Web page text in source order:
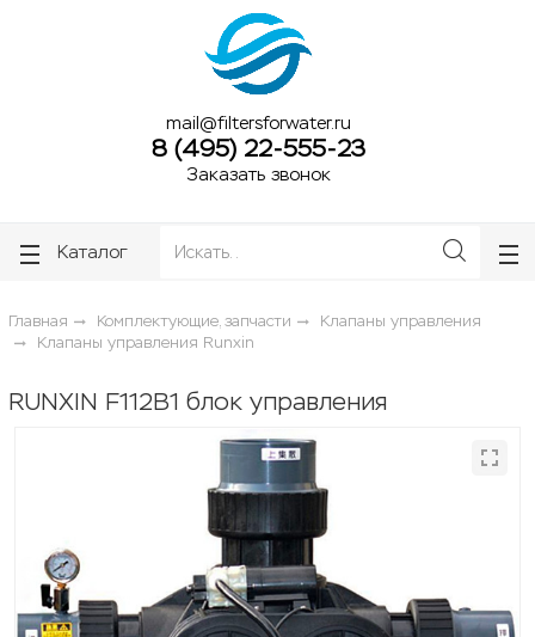
mail@filtersforwater.ru
8 (495) 22-555-23
Заказать звонок
Каталог
Главная Комплектующие, запчасти
Клапаны управления
Клапаны управления Runxin
RUNXIN F112В1 блок управления